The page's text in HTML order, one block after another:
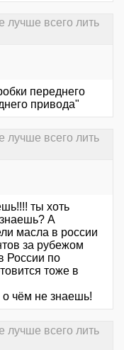
лучше всего лить
переднего
привода"
лучше всего лить
ты хоть
А
масла в россии
за рубежом
России по
тоже в
о чём не знаешь!
лучше всего лить